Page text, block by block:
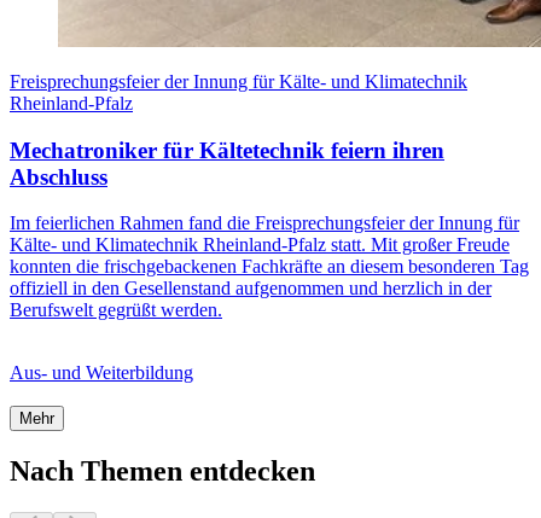
Freisprechungsfeier der Innung für Kälte- und Klimatechnik
Rheinland-Pfalz
Mechatroniker für Kältetechnik feiern ihren
Abschluss
Im feierlichen Rahmen fand die Freisprechungsfeier der Innung für
Kälte- und Klimatechnik Rheinland-Pfalz statt. Mit großer Freude
konnten die frischgebackenen Fachkräfte an diesem besonderen Tag
offiziell in den Gesellenstand aufgenommen und herzlich in der
Berufswelt gegrüßt werden.
Aus- und Weiterbildung
Mehr
Nach Themen entdecken